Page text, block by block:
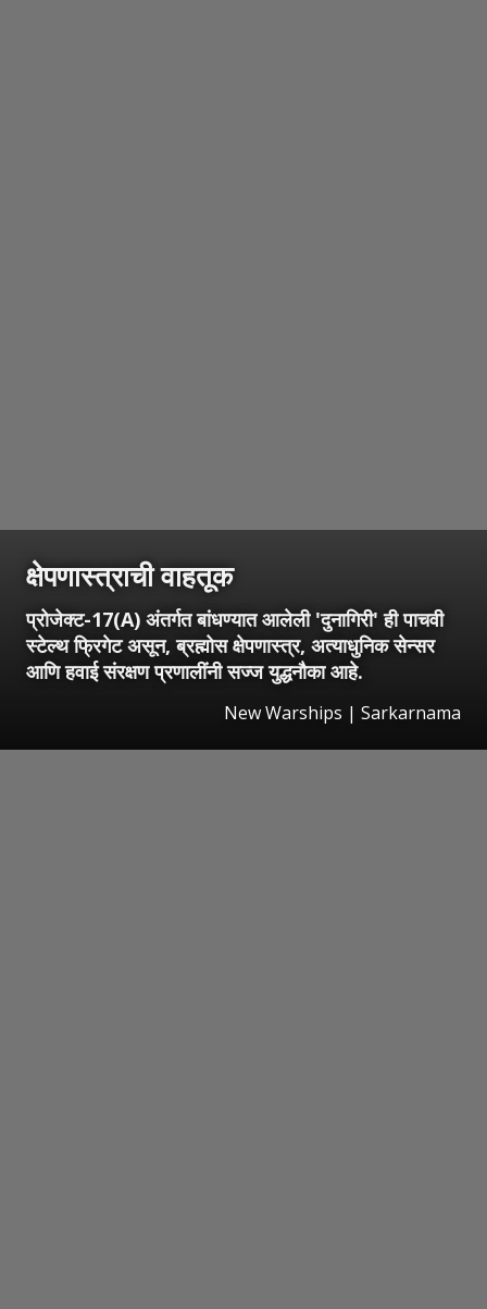
क्षेपणास्त्राची वाहतूक
प्रोजेक्ट-17(A) अंतर्गत बांधण्यात आलेली 'दुनागिरी' ही पाचवी
स्टेल्थ फ्रिगेट असून, ब्रह्मोस क्षेपणास्त्र, अत्याधुनिक सेन्सर
आणि हवाई संरक्षण प्रणालींनी सज्ज युद्धनौका आहे.
New Warships | Sarkarnama